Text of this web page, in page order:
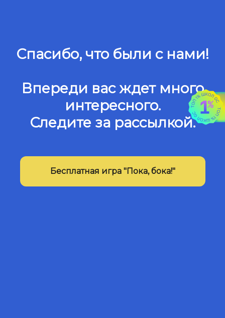
Спасибо, что были с нами!
Впереди вас ждет много
интересного.
Следите за рассылкой.
Бесплатная игра "Пока, бока!"